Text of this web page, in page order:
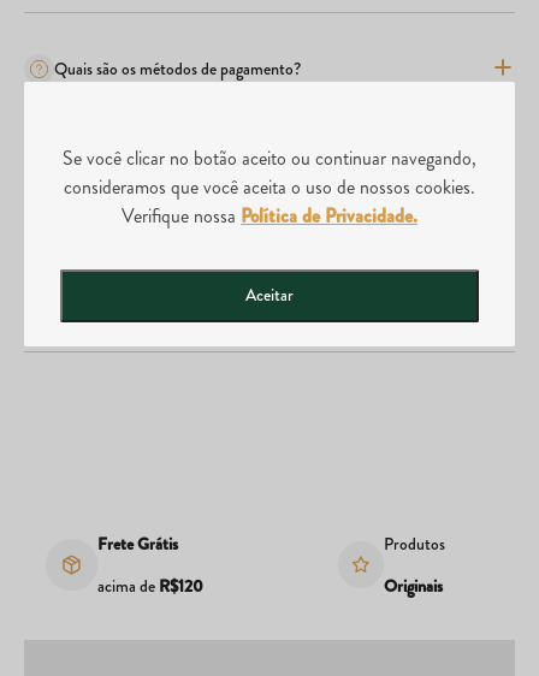
Se você clicar no botão aceito ou continuar navegando,
consideramos que você aceita o uso de nossos cookies.
Verifique nossa Política de Privacidade.
Aceitar
Quais são os métodos de pagamento?
Comprei o produto errado, posso realizar a troca?
Posso abrir uma loja da Divina Tera?
Frete Grátis
acima de R$120
Produtos
Originais